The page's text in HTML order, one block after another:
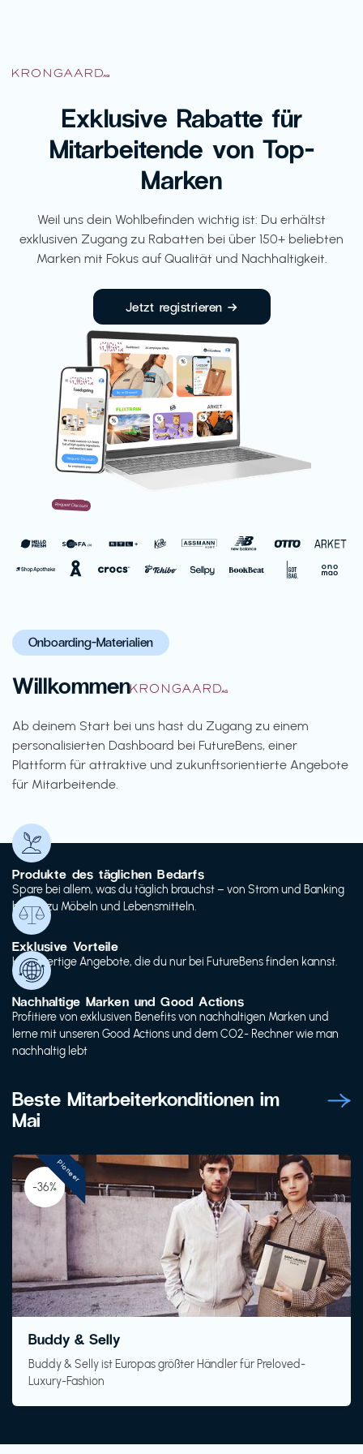
Exklusive Rabatte für
Mitarbeitende von Top-
Marken
Weil uns dein Wohlbefinden wichtig ist: Du erhältst
exklusiven Zugang zu Rabatten bei über 150+ beliebten
Marken mit Fokus auf Qualität und Nachhaltigkeit.
Jetzt registrieren →
Onboarding-Materialien
Willkommen
Ab deinem Start bei uns hast du Zugang zu einem
personalisierten Dashboard bei FutureBens, einer
Plattform für attraktive und zukunftsorientierte Angebote
für Mitarbeitende.
Produkte des täglichen Bedarfs
Spare bei allem, was du täglich brauchst – von Strom und Banking
bis hin zu Möbeln und Lebensmitteln.
Exklusive Vorteile
Hochwertige Angebote, die du nur bei FutureBens finden kannst.
Nachhaltige Marken und Good Actions
Profitiere von exklusiven Benefits von nachhaltigen Marken und
lerne mit unseren Good Actions und dem CO2- Rechner wie man
nachhaltig lebt
Beste Mitarbeiterkonditionen im
Mai
-36%
Buddy & Selly
Buddy & Selly ist Europas größter Händler für Preloved-
Luxury-Fashion
Pioneer